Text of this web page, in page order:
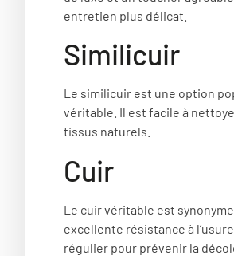
entretien plus délicat.
Similicuir
Le similicuir est une option
véritable. Il est facile à
tissus naturels.
Cuir
Le cuir véritable est
excellente résistance à
régulier pour prévenir la